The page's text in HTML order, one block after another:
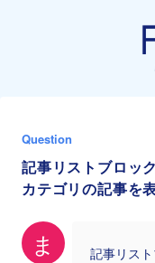
Question
記事リストブロッ
カテゴリの記事を
ま
記事リス